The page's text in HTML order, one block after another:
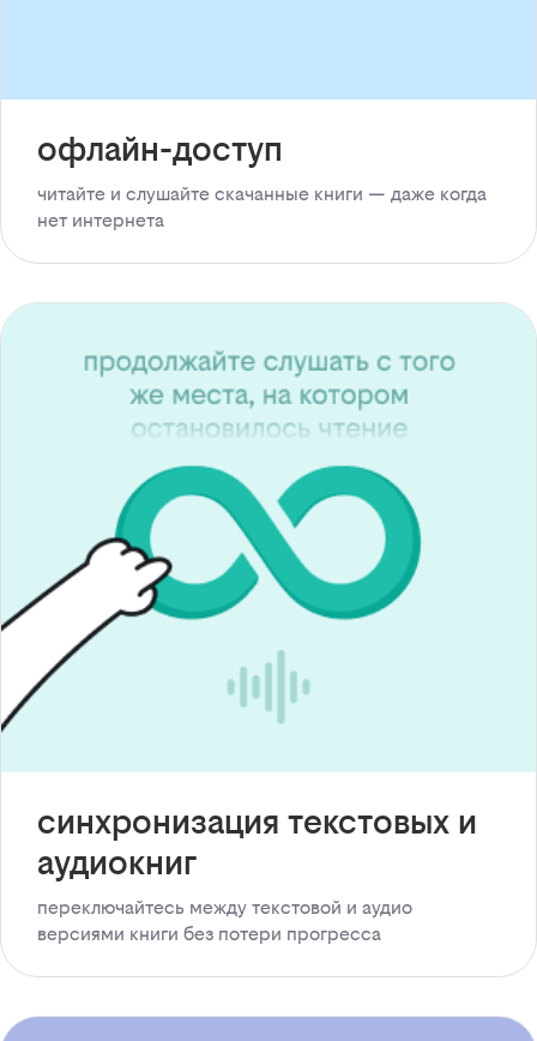
офлайн-доступ
читайте и слушайте скачанные книги — даже когда
нет интернета
синхронизация текстовых и
аудиокниг
переключайтесь между текстовой и аудио
версиями книги без потери прогресса